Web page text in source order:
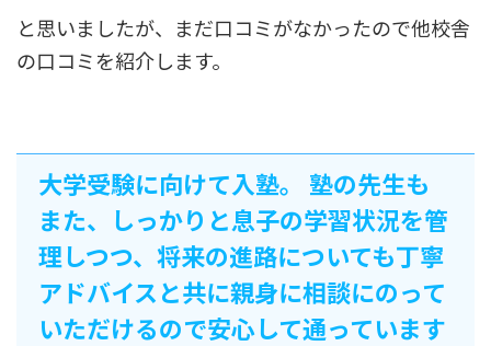
と思いましたが、まだ口コミがなかったので他校舎
の口コミを紹介します。
大学受験に向けて入塾。 塾の先生も
また、しっかりと息子の学習状況を管
理しつつ、将来の進路についても丁寧
アドバイスと共に親身に相談にのって
いただけるので安心して通っています